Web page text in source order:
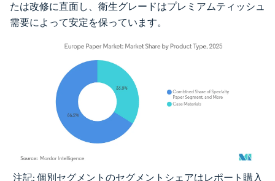
たは改修に直面し、衛生グレードはプレミアムティッシュ
需要によって安定を保っています。
注記: 個別セグメントのセグメントシェアはレポート購入